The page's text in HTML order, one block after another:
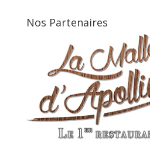
Nos Partenaires